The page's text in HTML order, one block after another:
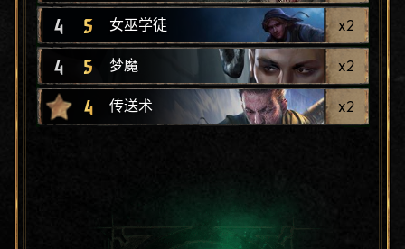
4 5 女巫学徒 x2
4 5 梦魔 x2
4 传送术 x2